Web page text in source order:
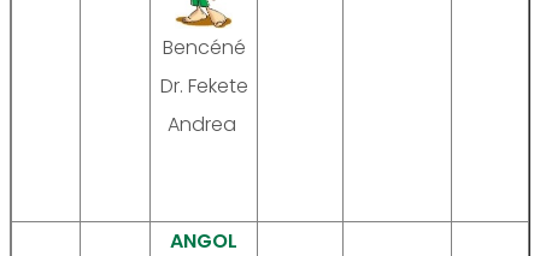
Bencéné
Dr. Fekete
Andrea
ANGOL